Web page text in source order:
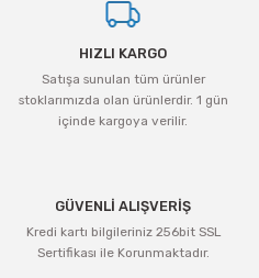
HIZLI KARGO
Satışa sunulan tüm ürünler
stoklarımızda olan ürünlerdir. 1 gün
içinde kargoya verilir.
GÜVENLİ ALIŞVERİŞ
Kredi kartı bilgileriniz 256bit SSL
Sertifikası ile Korunmaktadır.